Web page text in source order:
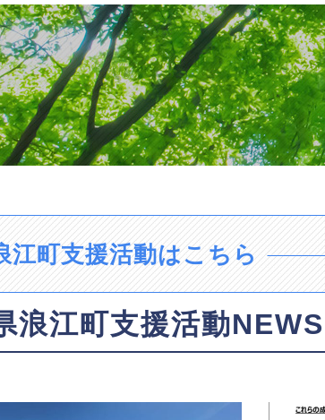
江町支援活動はこちら
浪江町支援活動NEWS